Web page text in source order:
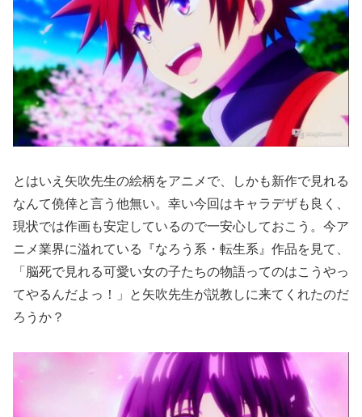
とはいえ矢吹先生の絵柄をアニメで、しかも新作で見れる
なんて僥倖と言う他無い。幸い今回はキャラデザも良く、
現状では作画も安定しているので一安心しておこう。今ア
ニメ業界に溢れている『なろう系・転生系』作品を見て、
「脳死で見れる可愛い女の子たちの物語ってのはこうやっ
てやるんだよっ！」と矢吹先生が説教しに来てくれたのだ
ろうか？